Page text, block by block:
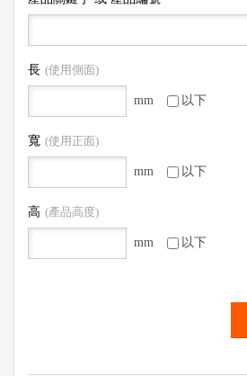
長 (使用側面)
mm 以下
寬 (使用正面)
mm 以下
高 (產品高度)
mm 以下